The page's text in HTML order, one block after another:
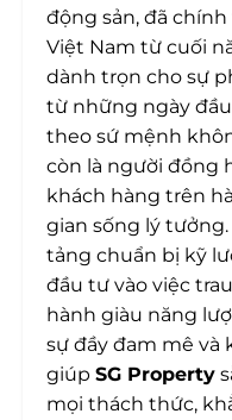
động sản, đã
Việt Nam từ cuối
dành trọn cho sự
từ những ngày
theo sứ mệnh
còn là người đồng
khách hàng trên
gian sống lý
tảng chuẩn bị kỹ
đầu tư vào việc
hành giàu năng
sự đầy đam mê và
giúpSG Property
mọi thách thức,